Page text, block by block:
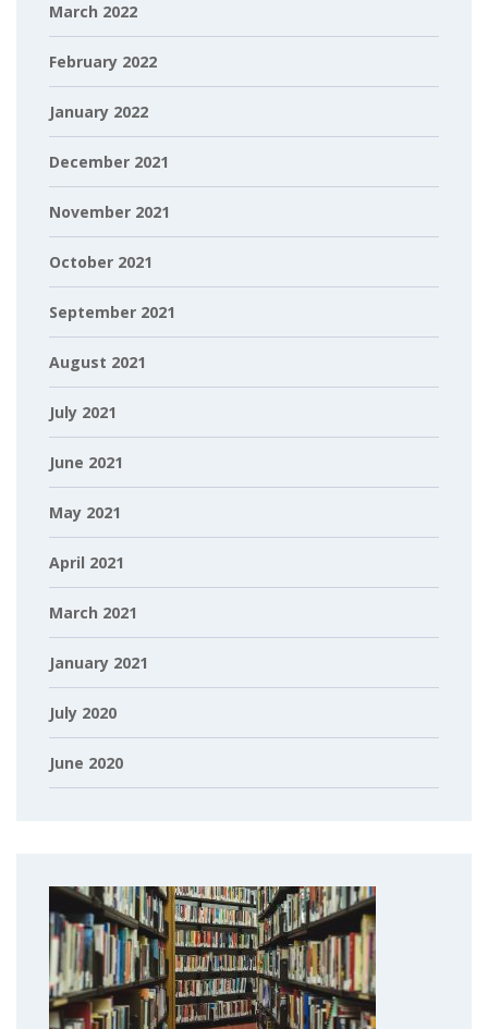
March 2022
February 2022
January 2022
December 2021
November 2021
October 2021
September 2021
August 2021
July 2021
June 2021
May 2021
April 2021
March 2021
January 2021
July 2020
June 2020